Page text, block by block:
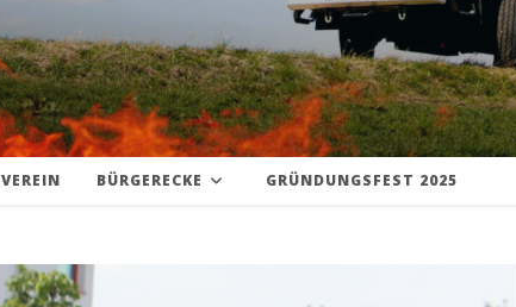
VEREIN BÜRGERECKE GRÜNDUNGSFEST 2025